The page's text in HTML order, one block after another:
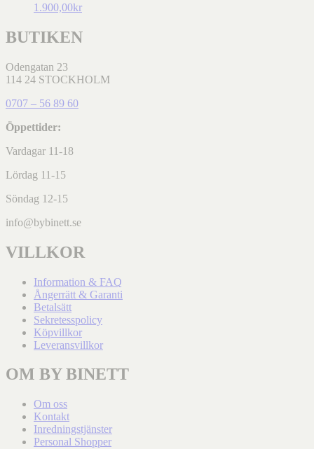
1.900,00kr
BUTIKEN
Odengatan 23
114 24 STOCKHOLM
0707 – 56 89 60
Öppettider:
Vardagar 11-18
Lördag 11-15
Söndag 12-15
info@bybinett.se
VILLKOR
Information & FAQ
Ångerrätt & Garanti
Betalsätt
Sekretesspolicy
Köpvillkor
Leveransvillkor
OM BY BINETT
Om oss
Kontakt
Inredningstjänster
Personal Shopper